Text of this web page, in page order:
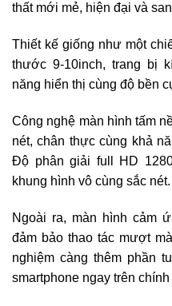
thất mới mẻ, hiện đại và
Thiết kế giống như một
thước 9-10inch, trang bị
năng hiển thị cùng độ bền
Công nghệ màn hình tấm
nét, chân thực cùng khả
Độ phân giải full HD
khung hình vô cùng sắc nét.
Ngoài ra, màn hình cảm
đảm bảo thao tác mượt
nghiệm càng thêm phần
smartphone ngay trên